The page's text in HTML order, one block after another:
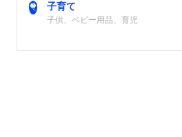
子育て
子供、ベビー用品、育児